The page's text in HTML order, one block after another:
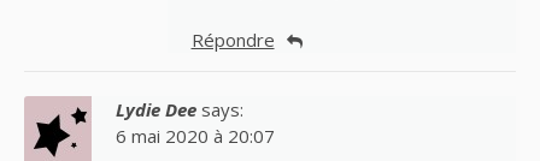
Répondre
Lydie Dee says:
6 mai 2020 à 20:07